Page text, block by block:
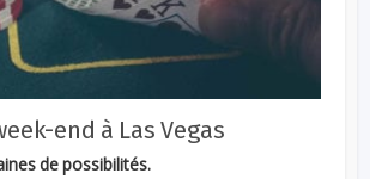
end à Las Vegas
de possibilités.